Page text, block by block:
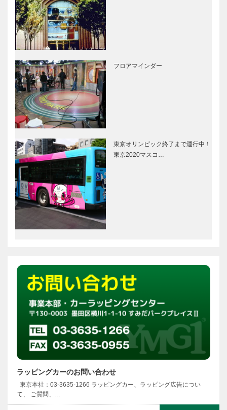
フロアマインダー
東京オリンピック終了まで運行中！
東京2020マスコ…
ラッピングカーのお問い合わせ
東京本社：03-3635-1266 ラッピングカー、ラッピング広告につい
て、 ご質問、…